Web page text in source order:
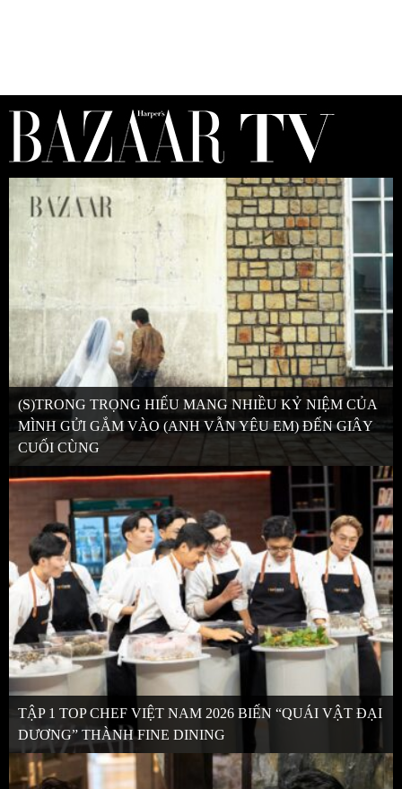
(S)TRONG TRỌNG HIẾU MANG NHIỀU KỶ NIỆM CỦA
MÌNH GỬI GẮM VÀO (ANH VẪN YÊU EM) ĐẾN GIÂY
CUỐI CÙNG
TẬP 1 TOP CHEF VIỆT NAM 2026 BIẾN “QUÁI VẬT ĐẠI
DƯƠNG” THÀNH FINE DINING